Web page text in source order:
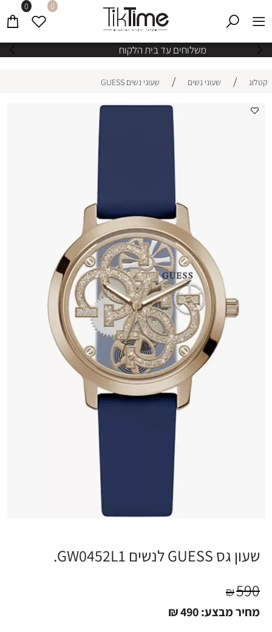
0 0
קטלוג / שעוני נשים / שעוני נשים GUESS
שעון גס GUESS לנשים GW0452L1.
₪590
מחיר מבצע: ₪490